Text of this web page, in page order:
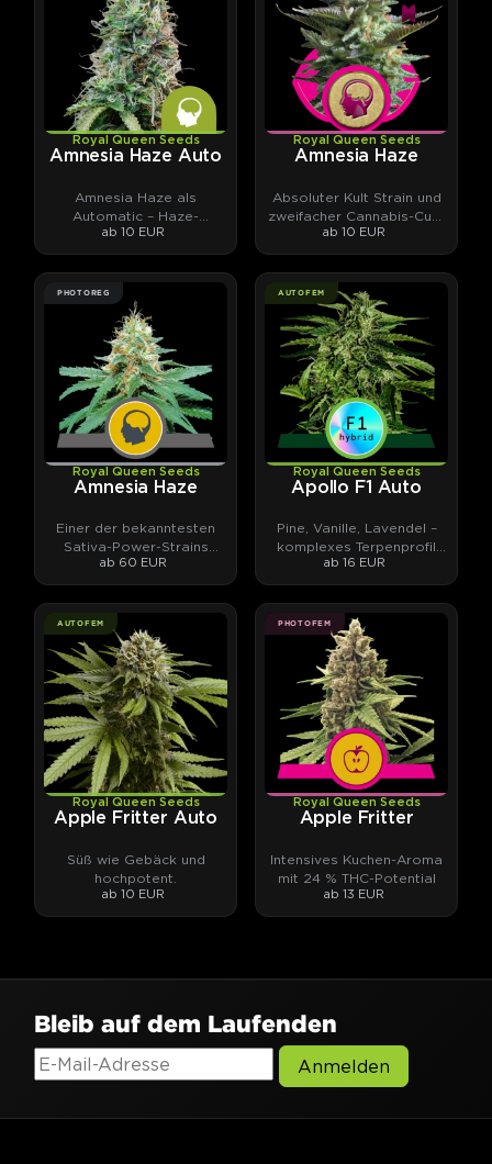
Royal Queen Seeds
Amnesia Haze Auto
Amnesia Haze als
Automatic – Haze-
Klassiker neu gedacht.
ab 10 EUR
Royal Queen Seeds
Amnesia Haze
Absoluter Kult Strain und
zweifacher Cannabis-Cup-
Gewinner aus den 90ern.
ab 10 EUR
PHOTOREG
Royal Queen Seeds
Amnesia Haze
Einer der bekanntesten
Sativa-Power-Strains
überhaupt.
ab 60 EUR
AUTOFEM
Royal Queen Seeds
Apollo F1 Auto
Pine, Vanille, Lavendel –
komplexes Terpenprofil
trifft hohes THC-Potential
ab 16 EUR
AUTOFEM
Royal Queen Seeds
Apple Fritter Auto
Süß wie Gebäck und
hochpotent.
ab 10 EUR
PHOTOFEM
Royal Queen Seeds
Apple Fritter
Intensives Kuchen-Aroma
mit 24 % THC-Potential
ab 13 EUR
Bleib auf dem Laufenden
Anmelden